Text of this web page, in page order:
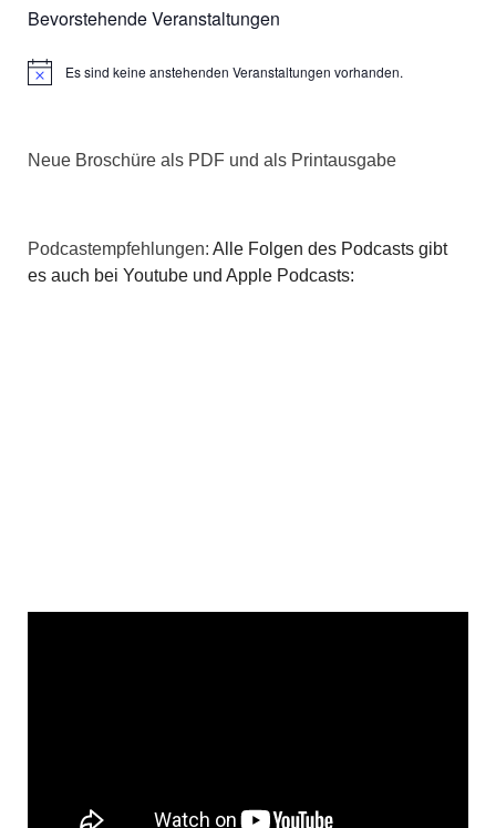
Bevorstehende Veranstaltungen
HinweisEs sind keine anstehenden Veranstaltungen vorhanden.
Neue Broschüre als PDF und als Printausgabe
Podcastempfehlungen: Alle Folgen des Podcasts gibt
es auch bei Youtube und Apple Podcasts: